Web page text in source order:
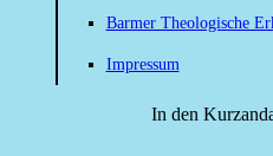
Barmer Theologische
Impressum
In den